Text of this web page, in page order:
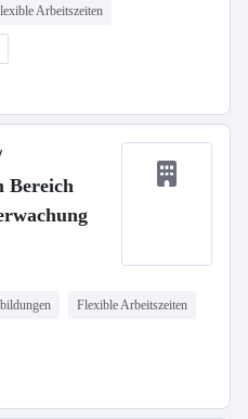
Arbeitszeiten
Bereich
Flexible Arbeitszeiten